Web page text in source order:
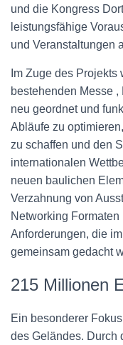
und die Kongress
leistungsfähige
und Veranstaltungen
Im Zuge des
bestehenden Messe
neu geordnet und
Abläufe zu
zu schaffen und den
internationalen
neuen baulichen
Verzahnung von
Networking
Anforderungen, die
gemeinsam gedacht
215 Millionen
Ein besonderer
des Geländes. Durch